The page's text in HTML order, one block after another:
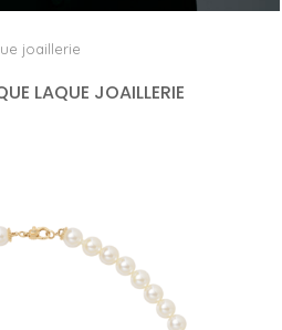
joaillerie
LAQUE JOAILLERIE